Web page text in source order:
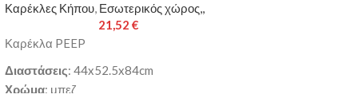
Καρέκλες Κήπου, Εσωτερικός χώρος,,
21,52 €
Καρέκλα PEEP
Διαστάσεις: 44x52.5x84cm
Χρώμα: μπεζ